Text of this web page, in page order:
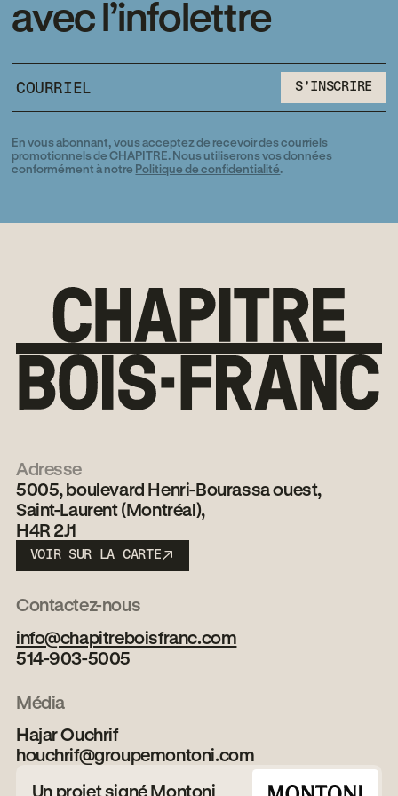
Obtenez 1 mois
GRATUIT ou une
promotion
avec l’infolettre
S'INSCRIRE
S'INSCRIRE
En vous abonnant, vous acceptez de recevoir des courriels
promotionnels de CHAPITRE. Nous utiliserons vos données
conformément à notre Politique de confidentialité.
Adresse
5005, boulevard Henri-Bourassa ouest,
Saint-Laurent (Montréal),
H4R 2J1
VOIR SUR LA CARTE
VOIR SUR LA CARTE
Contactez-nous
info@chapitreboisfranc.com
514-903-5005
Média
Hajar Ouchrif
houchrif@groupemontoni.com
Un projet signé Montoni